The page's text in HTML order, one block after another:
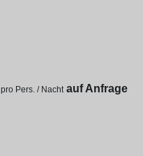
pro Pers. / Nacht auf Anfrage